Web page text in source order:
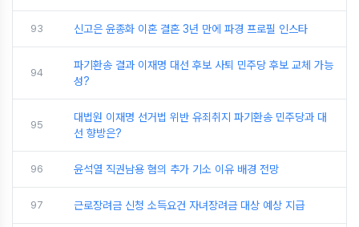
93 신고은 윤종화 이혼 결혼 3년 만에 파경 프로필 인스타
94
파기환송 결과 이재명 대선 후보 사퇴 민주당 후보 교체 가능
성?
95
대법원 이재명 선거법 위반 유죄취지 파기환송 민주당과 대
선 향방은?
96 윤석열 직권남용 혐의 추가 기소 이유 배경 전망
97 근로장려금 신청 소득요건 자녀장려금 대상 예상 지급